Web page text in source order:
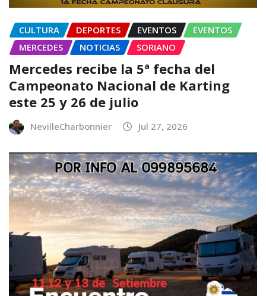
CULTURA DEPORTES EVENTOS
EVENTOS
MERCEDES
NOTICIAS SORIANO
Mercedes recibe la 5ª fecha del
Campeonato Nacional de Karting
este 25 y 26 de julio
NevilleCharbonnier Jul 27, 2026